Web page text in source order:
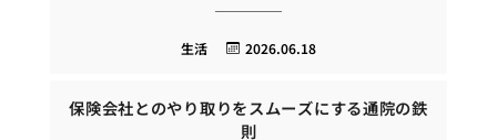
2026.06.18
生活
保険会社とのやり取りをスムーズにする通院の鉄
則